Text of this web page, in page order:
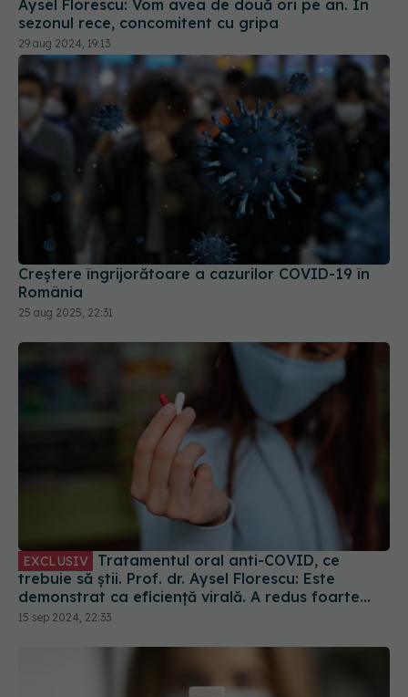
Creștere îngrijorătoare a cazurilor COVID-19 în
România
25 aug 2025, 22:31
trebuie să știi. Prof. dr. Aysel Florescu: Este
demonstrat ca eficiență virală. A redus foarte
mult riscul de spitalizare
15 sep 2024, 22:33